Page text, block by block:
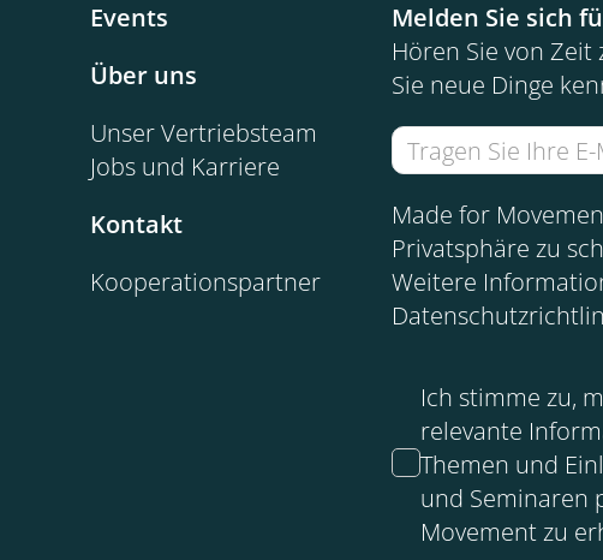
Events
Über uns
Unser Vertriebsteam
Jobs und Karriere
Kontakt
Kooperationspartner
Melden Sie sich
Hören Sie von
Sie neue Dinge
Made for
Privatsphäre zu
Weitere
Ich stimme zu,
relevante
Themen und
und Seminaren
Movement zu